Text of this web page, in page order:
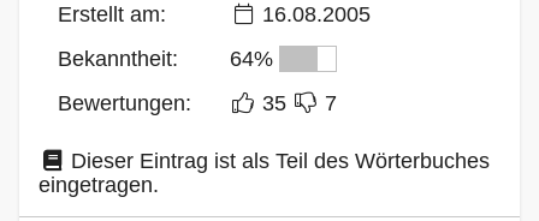
Erstellt am:
16.08.2005
Bekanntheit:
64%
Bewertungen:
35 7
Dieser Eintrag ist als Teil des Wörterbuches
eingetragen.